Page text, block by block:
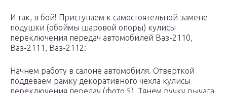
И так, в бой! Приступаем к самостоятельной замене
подушки (обоймы шаровой опоры) кулисы
переключения передач автомобилей Ваз-2110,
Ваз-2111, Ваз-2112:
Начнем работу в салоне автомобиля. Отверткой
поддеваем рамку декоративного чехла кулисы
переключения передач (фото 5). Тянем ручку рычага